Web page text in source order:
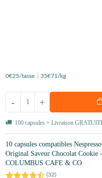
0€25/tasse 35€71 /kg
+
-
100 capsules = Livraison
10 capsules compatibles
Original Saveur Chocolat Cookie -
COLUMBUS CAFE & CO
(32)